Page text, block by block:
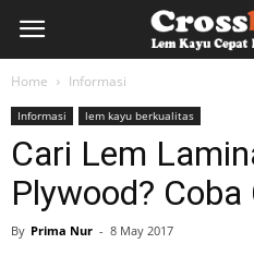
lemkayu.net
Home Informasi
Informasi lem kayu berkualitas
Cari Lem
Plywood?
By Prima Nur - 8 May 2017